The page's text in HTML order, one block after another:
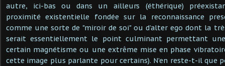
autre, ici-bas ou dans un ailleurs (éthérique)
proximité existentielle fondée sur la reconnaissance
comme une sorte de "miroir de soi" ou d’alter ego dont la
serait essentiellement le point culminant permettant
certain magnétisme ou une extrême mise en phase
cette image plus parlante pour certains). N’en reste-t-il que